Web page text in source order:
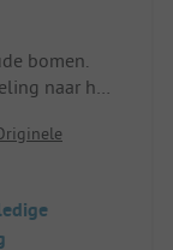
bomen.
naar het
en goed
personeel
zoals
zou de